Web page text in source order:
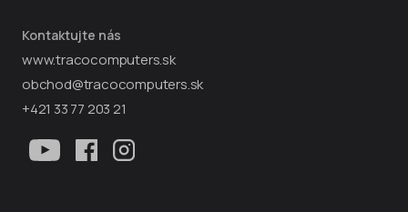
Kontaktujte nás
www.tracocomputers.sk
obchod@tracocomputers.sk
+421 33 77 203 21